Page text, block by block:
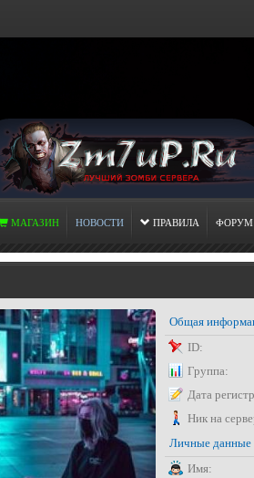
МАГАЗИН НОВОСТИ ПРАВИЛА ФОРУМ
Общая
ID:
Группа:
Дата
Ник на
Личные данные
Имя: